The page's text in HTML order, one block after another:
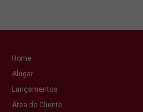
Home
Alugar
Lançamentos
Área do Cliente